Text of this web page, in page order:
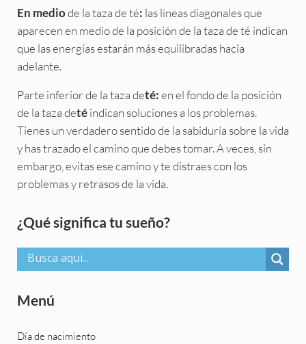
En mediode la taza de té: las líneas diagonales que
aparecen en medio de la posición de la taza de té indican
que las energías estarán más equilibradas hacia
adelante.
Parte inferior de la taza deté: en el fondo de la posición
de la taza detéindican soluciones a los problemas.
Tienes un verdadero sentido de la sabiduría sobre la vida
y has trazado el camino que debes tomar. A veces, sin
embargo, evitas ese camino y te distraes con los
problemas y retrasos de la vida.
Sidebar
¿Qué significa tu sueño?
Menú
Día de nacimiento